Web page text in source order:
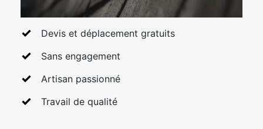
Devis et déplacement gratuits
Sans engagement
Artisan passionné
Travail de qualité